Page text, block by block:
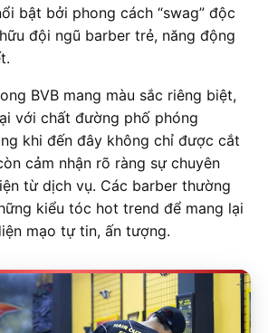
bật bởi phong cách “swag” độc
đội ngũ barber trẻ, năng động
BVB mang màu sắc riêng biệt,
với chất đường phố phóng
khi đến đây không chỉ được cắt
cảm nhận rõ ràng sự chuyên
từ dịch vụ. Các barber thường
kiểu tóc hot trend để mang lại
mạo tự tin, ấn tượng.